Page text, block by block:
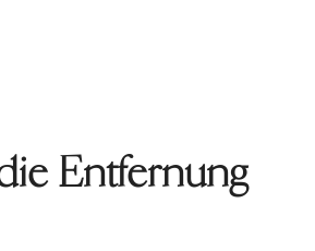
Entfernung